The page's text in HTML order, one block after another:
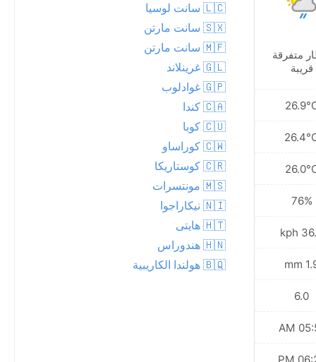
متفرقة
قريبة
76%
36.7
1.9
6.0
05:51
زخة مطرية خفيفة
26.2°C
25.8°C
81%
43.9 kph
14.0 mm
🇱🇨 سانت لوسيا
🇸🇽 سانت مارتن
🇲🇫 سانت مارتن
🇬🇱 غرينلاند
🇬🇵 غوادلوب
🇨🇦 كندا
🇨🇺 كوبا
🇨🇼 كوراساو
🇨🇷 كوستاريكا
🇲🇸 مونتسرات
🇳🇮 نيكاراجوا
🇭🇹 هايتى
🇭🇳 هندوراس
🇧🇶 هولندا الكاريبية